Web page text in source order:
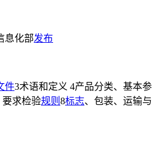
息化部发布
件3术语和定义 4产品分类、基本参
要求检验规则 8标志、包装、运输与